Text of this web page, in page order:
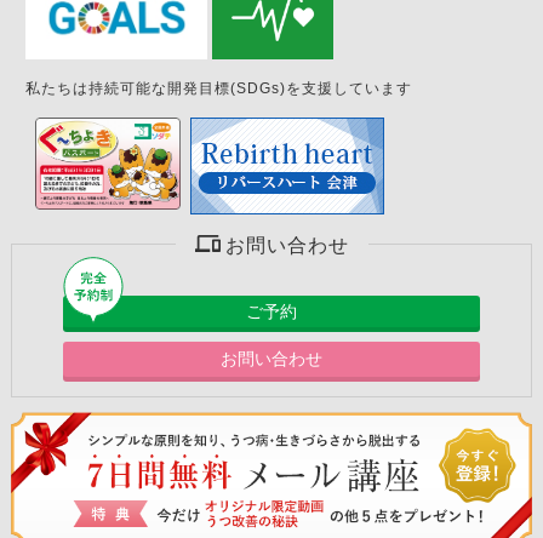
私たちは持続可能な開発目標(SDGs)を支援しています
お問い合わせ
ご予約
お問い合わせ